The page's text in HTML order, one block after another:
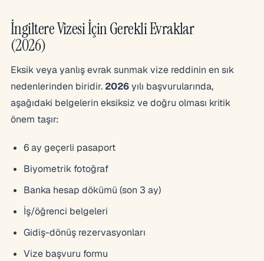
İngiltere Vizesi İçin Gerekli Evraklar
(2026)
Eksik veya yanlış evrak sunmak vize reddinin en sık
nedenlerinden biridir. 2026yılı başvurularında,
aşağıdaki belgelerin eksiksiz ve doğru olması kritik
önem taşır:
6 ay geçerli pasaport
Biyometrik fotoğraf
Banka hesap dökümü (son 3 ay)
İş/öğrenci belgeleri
Gidiş-dönüş rezervasyonları
Vize başvuru formu